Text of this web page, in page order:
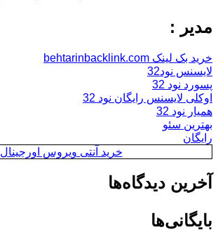
مدیر :
خرید بک لینک behtarinbacklink.com
لایسنس نود32
پسورد نود 32
اوکلی لایسنس رایگان نود 32
همیار نود 32
بهترین سئو
رایگان
خرید آنتی ویروس اورجینال
آخرین دیدگاه‌ها
بایگانی‌ها